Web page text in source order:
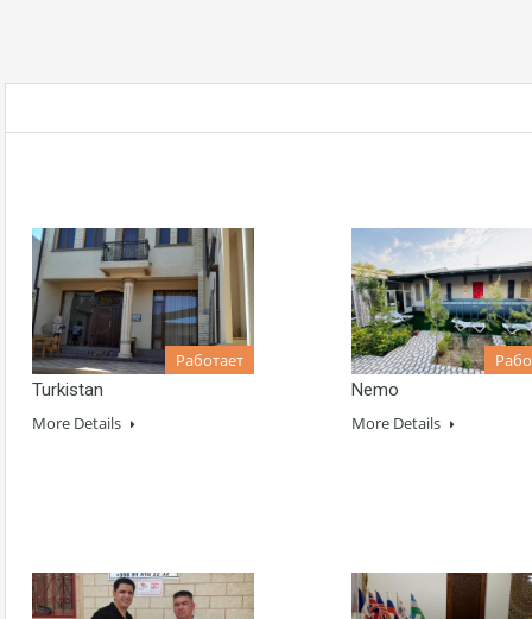
Работает
Turkistan
More Details
Nemo
More Details